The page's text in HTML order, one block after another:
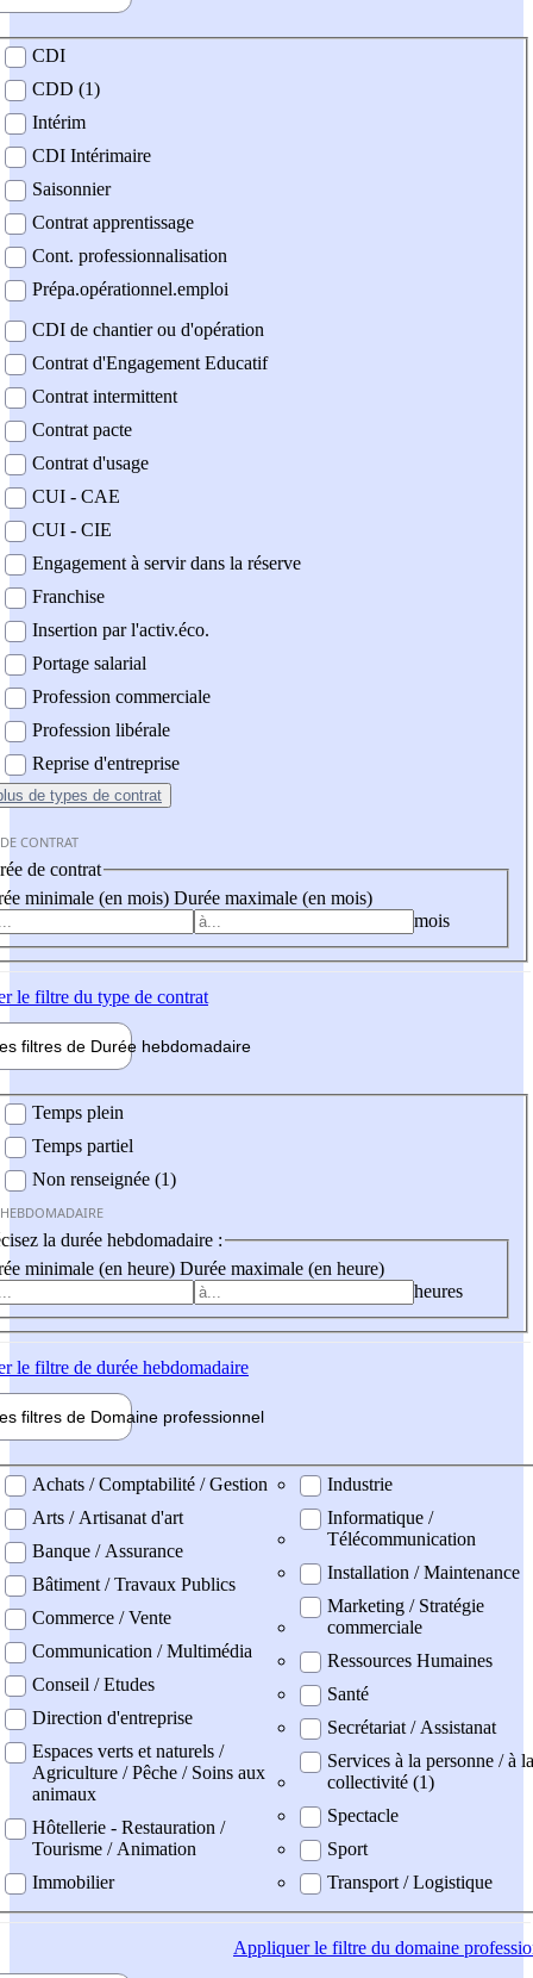
contrat
CDI
CDD (1)
Intérim
CDI Intérimaire
Saisonnier
Contrat apprentissage
Cont. professionnalisation
Prépa.opérationnel.emploi
CDI de chantier ou d'opération
Contrat d'Engagement Educatif
Contrat intermittent
Contrat pacte
Contrat d'usage
CUI - CAE
CUI - CIE
Engagement à servir dans la réserve
Franchise
Insertion par l'activ.éco.
Portage salarial
Profession commerciale
Profession libérale
Reprise d'entreprise
de types de contrat
CONTRAT
de contrat
minimale (en mois) Durée maximale (en mois)
mois
le filtre du type de contrat
filtres de Durée hebdomadaire
Temps plein
Temps partiel
Non renseignée (1)
la durée hebdomadaire :
minimale (en heure) Durée maximale (en heure)
heures
le filtre de durée hebdomadaire
filtres de Domaine professionnel
professionel
Achats / Comptabilité / Gestion
Arts / Artisanat d'art
Banque / Assurance
Bâtiment / Travaux Publics
Commerce / Vente
Communication / Multimédia
Conseil / Etudes
Direction d'entreprise
Espaces verts et naturels /
Agriculture / Pêche / Soins aux
animaux
Hôtellerie - Restauration /
Tourisme / Animation
Immobilier
Industrie
Informatique /
Télécommunication
Installation / Maintenance
Marketing / Stratégie
commerciale
Ressources Humaines
Santé
Secrétariat / Assistanat
Services à la personne / à la
collectivité (1)
Spectacle
Sport
Transport / Logistique
Appliquerle filtre du domaine